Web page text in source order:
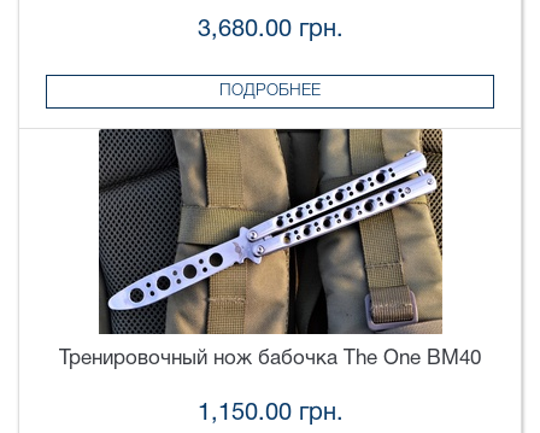
3,680.00 грн.
ПОДРОБНЕЕ
Тренировочный нож бабочка The One BM40
1,150.00 грн.